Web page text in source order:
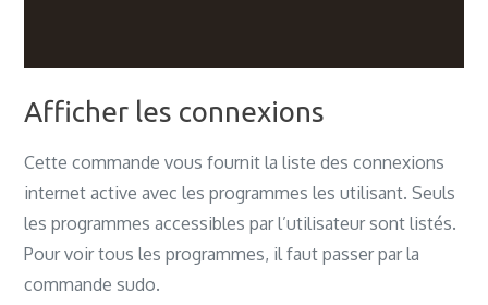
Afficher les connexions
Cette commande vous fournit la liste des connexions
internet active avec les programmes les utilisant. Seuls
les programmes accessibles par l’utilisateur sont listés.
Pour voir tous les programmes, il faut passer par la
commande sudo.